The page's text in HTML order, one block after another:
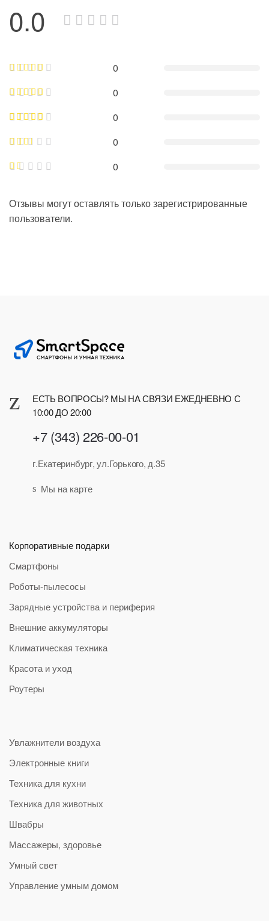
0.0
0
0
0
0
0
Отзывы могут оставлять только зарегистрированные
пользователи.
ЕСТЬ ВОПРОСЫ? МЫ НА СВЯЗИ ЕЖЕДНЕВНО С
10:00 ДО 20:00
+7 (343) 226-00-01
г.Екатеринбург, ул.Горького, д.35
Мы на карте
Корпоративные подарки
Смартфоны
Роботы-пылесосы
Зарядные устройства и периферия
Внешние аккумуляторы
Климатическая техника
Красота и уход
Роутеры
Увлажнители воздуха
Электронные книги
Техника для кухни
Техника для животных
Швабры
Массажеры, здоровье
Умный свет
Управление умным домом